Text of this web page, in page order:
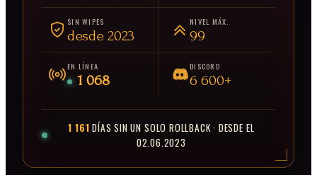
SIN WIPES
desde 2023
NIVEL MÁX.
99
EN LÍNEA
1 068
DISCORD
6 600+
1 161 DÍAS SIN UN SOLO ROLLBACK · DESDE EL
02.06.2023